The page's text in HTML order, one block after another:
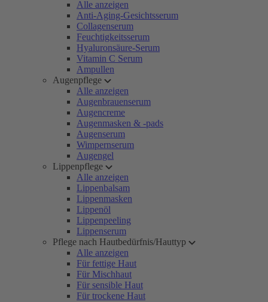
Alle anzeigen
Anti-Aging-Gesichtsserum
Collagenserum
Feuchtigkeitsserum
Hyaluronsäure-Serum
Vitamin C Serum
Ampullen
Augenpflege
Alle anzeigen
Augenbrauenserum
Augencreme
Augenmasken & -pads
Augenserum
Wimpernserum
Augengel
Lippenpflege
Alle anzeigen
Lippenbalsam
Lippenmasken
Lippenöl
Lippenpeeling
Lippenserum
Pflege nach Hautbedürfnis/Hauttyp
Alle anzeigen
Für fettige Haut
Für Mischhaut
Für sensible Haut
Für trockene Haut